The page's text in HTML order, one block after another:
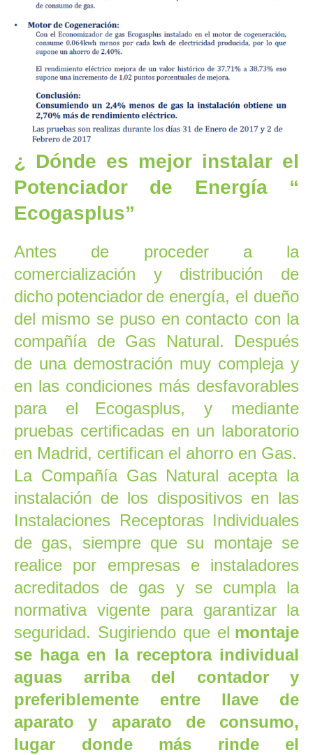
¿ Dónde es mejor instalar el
Potenciador
de Energía “
Ecogasplus”
Antes de proceder a la
comercialización y distribución de
dicho potenciador de energía, el dueño
del mismo se puso en contacto con la
compañía de Gas Natural. Después
de una demostración muy compleja y
en las condiciones más desfavorables
para el
Ecogasplus, y mediante
pruebas certificadas en un laboratorio
en Madrid, certifican el ahorro en Gas.
La Compañía Gas Natural acepta la
instalación de los dispositivos en las
Instalaciones Receptoras Individuales
de gas, siempre que su montaje se
realice por empresas e instaladores
acreditados de gas y se cumpla la
normativa vigente para garantizar la
seguridad. Sugiriendo que el montaje
se haga en la receptora individual
aguas arriba del contador y
preferiblemente entre llave de
aparato y aparato de consumo,
lugar donde más rinde el